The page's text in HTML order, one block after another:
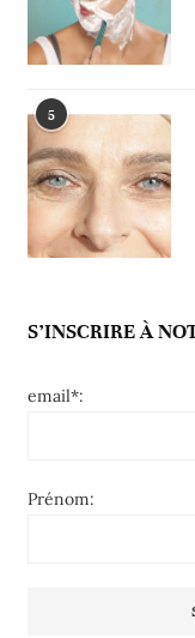
5
S’INSCRIRE À
email*:
Prénom: